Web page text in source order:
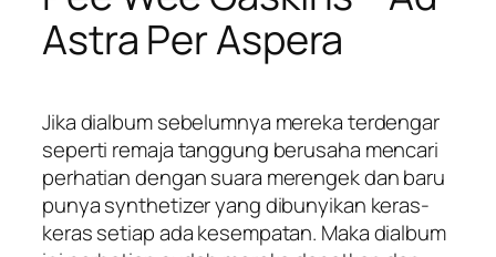
Astra Per Aspera
Jika dialbum sebelumnya mereka terdengar
seperti remaja tanggung berusaha mencari
perhatian dengan suara merengek dan baru
punya synthetizer yang dibunyikan keras-
keras setiap ada kesempatan. Maka dialbum